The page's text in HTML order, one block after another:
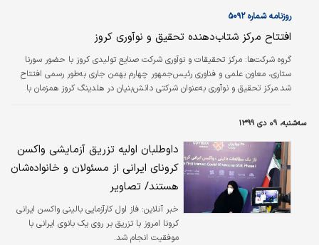
اطلاعات و سورنا ستاری معاون علمی و فناوری…
روزنامه شماره ۵۰۹۲
افتتاح مرکز شتاب‌دهنده تحقیق و نوآوری کروز
گروه شرکت‌ها: مرکز تحقیقات و نوآوری شرکت صنایع تولیدی کروز با حضور سورنا
ستاری، معاون علمی و فناوری رئیس‌جمهور چهارم بهمن جاری به‌طور رسمی افتتاح
شد.مرکز تحقیق و نوآوری به‌عنوان شرکتی دانش‌بنیان در هلدینگ کروز همزمان با
خودرو ایجاد شده است، از پنج سال پیش به توانایی ایده‌پردازی، طراحی و تولید…
سه‌شنبه، ۰۹ دی ۱۳۹۹
داوطلبان اولیه تزریق آزمایشی واکسن
کرونای ایرانی از مسئولان و خانواده‌شان
هستند/ تصاویر
خبر آنلاین: فاز اول کارآزمایی بالینی واکسن ایرانی
کرونا امروز با تزریق بر روی یک بانوی ایرانی با
موفقیت انجام شد.